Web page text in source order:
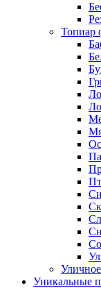
Топиар
Уникальные